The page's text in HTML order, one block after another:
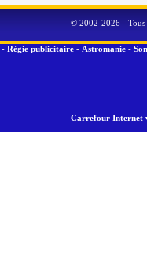
© 2002-2026 - Tous
- Régie publicitaire - Astromanie -
Carrefour Internet